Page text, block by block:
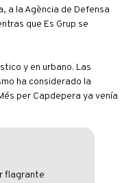
a la Agència de Defensa
que Es Grup se
y en urbano. Las
ha considerado la
per Capdepera ya venía
flagrante